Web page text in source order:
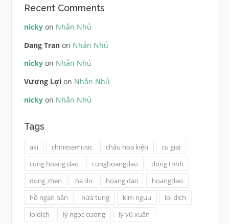
Recent Comments
nickyon Nhắn Nhủ
Dang Tranon Nhắn Nhủ
nickyon Nhắn Nhủ
Vương Lợion Nhắn Nhủ
nickyon Nhắn Nhủ
Tags
aki chinesemusic châu hoa kiện
cu giai
cung hoang dao
cunghoangdao
dong trinh
dong zhen
ha do hoang dao
hoangdao
hồ ngạn bân
hứa tung kim nguu
loi dich
loidich
lý ngọc cương
lý vũ xuân